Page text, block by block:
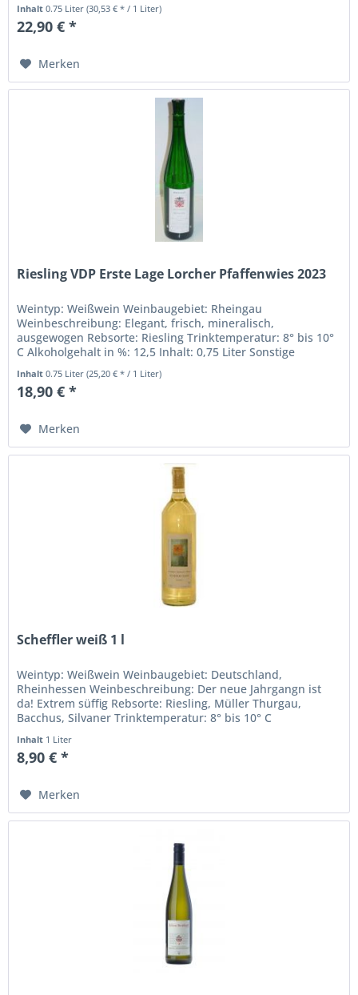
Inhalt0.75 Liter(30,53 € * / 1 Liter)
22,90 € *
Merken
Riesling VDP Erste Lage Lorcher Pfaffenwies 2023
Weintyp: Weißwein Weinbaugebiet: Rheingau
Weinbeschreibung: Elegant, frisch, mineralisch,
ausgewogen Rebsorte: Riesling Trinktemperatur: 8° bis 10°
C Alkoholgehalt in %: 12,5 Inhalt: 0,75 Liter Sonstige
Inhaltsstoffe: Sulfite Weingut:...
Inhalt0.75 Liter(25,20 € * / 1 Liter)
18,90 € *
Merken
Scheffler weiß 1 l
Weintyp: Weißwein Weinbaugebiet: Deutschland,
Rheinhessen Weinbeschreibung: Der neue Jahrgangn ist
da! Extrem süffig Rebsorte: Riesling, Müller Thurgau,
Bacchus, Silvaner Trinktemperatur: 8° bis 10° C
Alkoholgehalt in %: 12 Inhalt: 1...
Inhalt 1 Liter
8,90 € *
Merken